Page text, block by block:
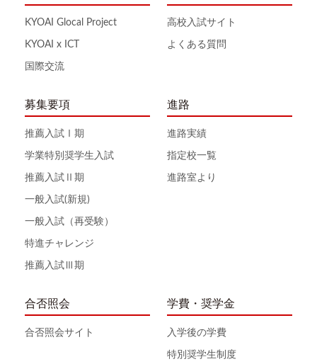
KYOAI Glocal Project
KYOAI x ICT
国際交流
高校入試サイト
よくある質問
募集要項
推薦入試Ⅰ期
学業特別奨学生入試
推薦入試Ⅱ期
一般入試(新規)
一般入試（再受験）
特進チャレンジ
推薦入試Ⅲ期
進路
進路実績
指定校一覧
進路室より
合否照会
合否照会サイト
学費・奨学金
入学後の学費
特別奨学生制度